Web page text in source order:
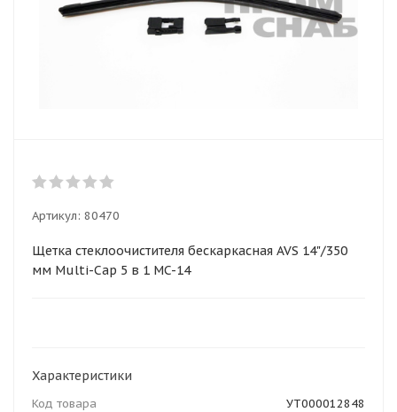
Артикул: 80470
Щетка стеклоочистителя бескаркасная AVS 14"/350
мм Multi-Cap 5 в 1 MC-14
Характеристики
Код товара УТ000012848